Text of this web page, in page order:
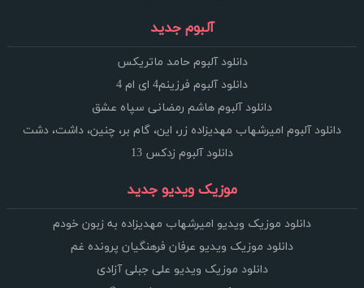
آلبوم جدید
دانلود آلبوم حامد ماتریکس
دانلود آلبوم فرزینم4 ای ام 4
دانلود آلبوم هاشم رمضانی سپاه عشق
دانلود آلبوم امیرشهاب مهدیزاده زر، این، گام بر، چنین، داشت، دشت
دانلود آلبوم زدکس 13
موزیک ویدیو جدید
دانلود موزیک ویدیو امیرشهاب مهدیزاده به زبون خودم
دانلود موزیک ویدیو عرفان فرهنگیان پرونده غم
دانلود موزیک ویدیو علی جبلی آزادی